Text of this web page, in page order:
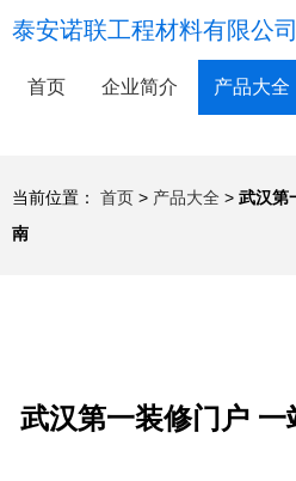
泰安诺联工程材料有限公司
首页 企业简介 产品大全
当前位置： 首页 > 产品大全 > 武汉第
南
武汉第一装修门户